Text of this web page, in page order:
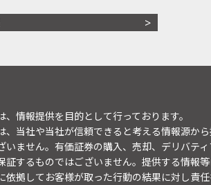
、情報提供を目的として行っております。
、当社や当社が信頼できると考える情報源か
いません。有価証券の購入、売却、デリバテ
証するものではございません。提供する情報
依拠してお客様が取った行動の結果に対し責